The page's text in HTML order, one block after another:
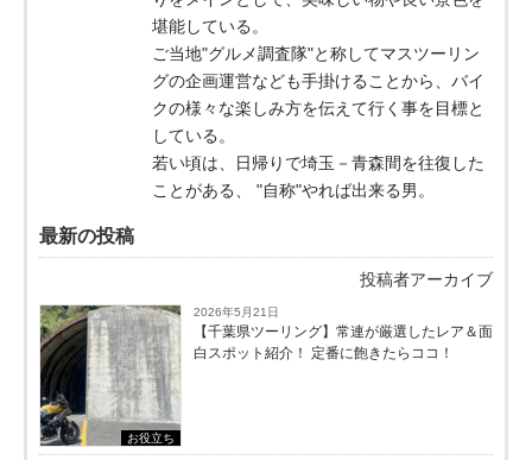
堪能している。
ご当地"グルメ調査隊"と称してマスツーリン
グの企画運営なども手掛けることから、バイ
クの様々な楽しみ方を伝えて行く事を目標と
している。
若い頃は、日帰りで埼玉－青森間を往復した
ことがある、 "自称"やれば出来る男。
最新の投稿
投稿者アーカイブ
お役立ち
2026年5月21日
【千葉県ツーリング】常連が厳選したレア＆面
白スポット紹介！ 定番に飽きたらココ！